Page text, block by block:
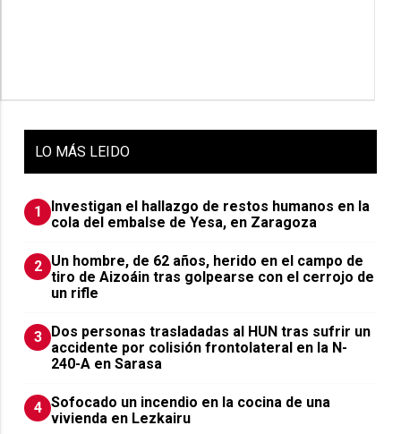
LO MÁS LEIDO
1
Investigan el hallazgo de restos humanos en la
cola del embalse de Yesa, en Zaragoza
2 Un hombre, de 62 años, herido en el campo de
tiro de Aizoáin tras golpearse con el cerrojo de
un rifle
3
​Dos personas trasladadas al HUN tras sufrir un
accidente por colisión frontolateral en la N-
240-A en Sarasa
4 Sofocado un incendio en la cocina de una
vivienda en Lezkairu